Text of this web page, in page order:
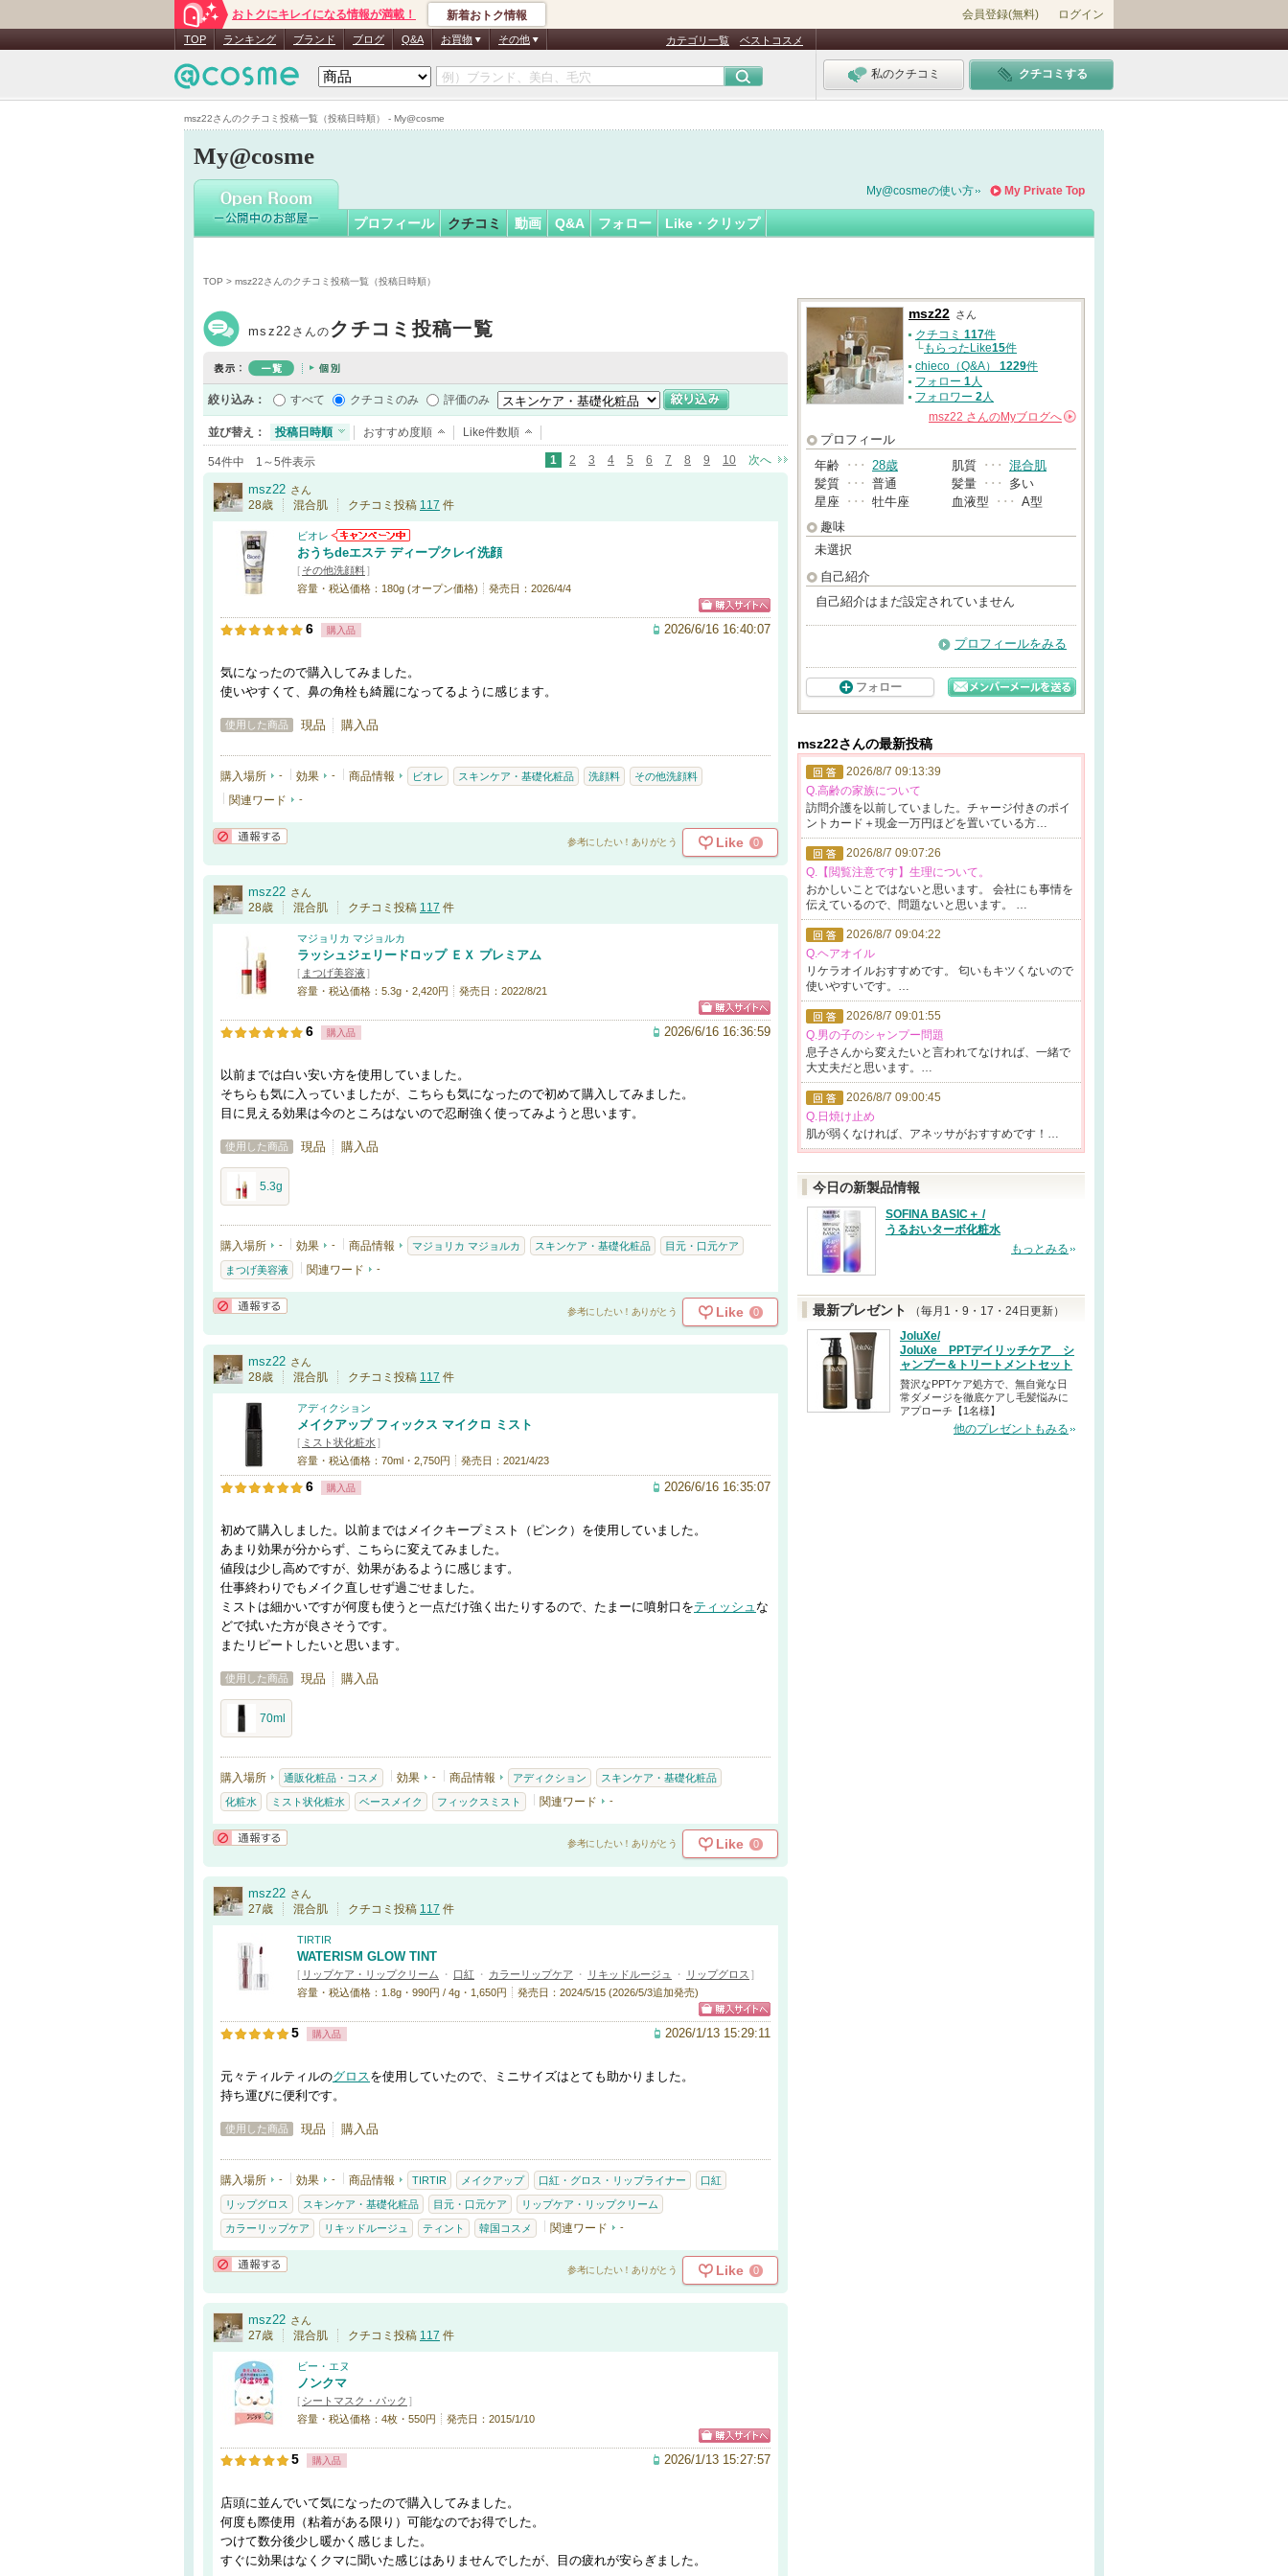
msz22さんのクチコミ投稿一覧（投稿日時順） - My@cosme
おトクにキレイになる情報が満載！ 新着おトク情報 会員登録(無料) ログイン
TOP ランキング ブランド ブログ Q&A お買物 その他 カテゴリ一覧 ベストコスメ
私のクチコミ クチコミする
My@cosme
msz22さん
My Private Top
My@cosmeの使い方
プロフィール クチコミ 動画 Q&A フォロー Like・クリップ
TOP > msz22さんのクチコミ投稿一覧（投稿日時順）
msz22 さんのクチコミ投稿一覧
絞り込み： すべて クチコミのみ 評価のみ
並び替え： 投稿日時順 おすすめ度順 Like件数順
54件中 1～5件表示 1 2 3 4 5 6 7 8 9 10 次へ
msz22 さん
28歳 混合肌 クチコミ投稿 117 件
ビオレ
おうちdeエステ ディープクレイ洗顔
[ その他洗顔料]
容量・税込価格：180g (オープン価格)
発売日：2026/4/4
6 購入品 2026/6/16 16:40:07
気になったので購入してみました。
使いやすくて、鼻の角栓も綺麗になってるように感じます。
使用した商品 現品 購入品
購入場所 - 効果 - 商品情報 ビオレ スキンケア・基礎化粧品 洗顔料 その他洗顔料
関連ワード -
参考にしたい！ありがとう Like 0
msz22 さん
28歳 混合肌 クチコミ投稿 117 件
マジョリカ マジョルカ
ラッシュジェリードロップ ＥＸ プレミアム
[ まつげ美容液]
容量・税込価格：5.3g・2,420円
発売日：2022/8/21
6 購入品 2026/6/16 16:36:59
以前までは白い安い方を使用していました。
そちらも気に入っていましたが、こちらも気になったので初めて購入してみました。
目に見える効果は今のところはないので忍耐強く使ってみようと思います。
使用した商品 現品 購入品
5.3g
購入場所 - 効果 - 商品情報 マジョリカ マジョルカ スキンケア・基礎化粧品 目元・口元ケア
まつげ美容液 関連ワード -
参考にしたい！ありがとう Like 0
msz22 さん
28歳 混合肌 クチコミ投稿 117 件
アディクション
メイクアップ フィックス マイクロ ミスト
[ ミスト状化粧水 ]
容量・税込価格：70ml・2,750円
発売日：2021/4/23
6 購入品 2026/6/16 16:35:07
初めて購入しました。以前まではメイクキープミスト（ピンク）を使用していました。
あまり効果が分からず、こちらに変えてみました。
値段は少し高めですが、効果があるように感じます。
仕事終わりでもメイク直しせず過ごせました。
ミストは細かいですが何度も使うと一点だけ強く出たりするので、たまーに噴射口をティッシュな
どで拭いた方が良さそうです。
またリピートしたいと思います。
使用した商品 現品 購入品
70ml
購入場所 通販化粧品・コスメ 効果 - 商品情報 アディクション スキンケア・基礎化粧品
化粧水 ミスト状化粧水 ベースメイク フィックスミスト 関連ワード -
参考にしたい！ありがとう Like 0
msz22 さん
27歳 混合肌 クチコミ投稿 117 件
TIRTIR
WATERISM GLOW TINT
[ リップケア・リップクリーム ・ 口紅 ・ カラーリップケア ・ リキッドルージュ ・ リップグロス ]
容量・税込価格：1.8g・990円 / 4g・1,650円
発売日：2024/5/15 (2026/5/3追加発売)
5 購入品 2026/1/13 15:29:11
元々ティルティルのグロスを使用していたので、ミニサイズはとても助かりました。
持ち運びに便利です。
使用した商品 現品 購入品
購入場所 - 効果 - 商品情報 TIRTIR メイクアップ 口紅・グロス・リップライナー 口紅
リップグロス スキンケア・基礎化粧品 目元・口元ケア リップケア・リップクリーム
カラーリップケア リキッドルージュ ティント 韓国コスメ 関連ワード -
参考にしたい！ありがとう Like 0
msz22 さん
27歳 混合肌 クチコミ投稿 117 件
ビー・エヌ
ノンクマ
[ シートマスク・パック ]
容量・税込価格：4枚・550円
発売日：2015/1/10
5 購入品 2026/1/13 15:27:57
店頭に並んでいて気になったので購入してみました。
何度も際使用（粘着がある限り）可能なのでお得でした。
つけて数分後少し暖かく感じました。
すぐに効果はなくクマに聞いた感じはありませんでしたが、目の疲れが安らぎました。
msz22 さん
クチコミ 117件
└もらったLike15件
chieco（Q&A） 1229件
フォロー 1人
フォロワー 2人
msz22 さんのMyブログへ
プロフィール
年齢 ･･･ 28歳 肌質 ･･･ 混合肌
髪質 ･･･ 普通 髪量 ･･･
多い
星座 ･･･ 牡牛座 血液型 ･･･ A型
趣味
未選択
自己紹介
自己紹介はまだ設定されていません
プロフィールをみる
フォロー
msz22さんの最新投稿
2026/8/7 09:13:39
Q.高齢の家族について
訪問介護を以前していました。 チャージ付きのポイ
ントカ ード＋現金一万円ほどを置いている方…
2026/8/7 09:07:26
Q.【閲覧注意です】生理について。
おかしいことではないと思いま す。 会社に も事情を
伝えているので、問題ないと思います。 …
2026/8/7 09:04:22
Q.ヘアオイル
リケラオイルおすすめです。 匂いもキツく ないので
使いやすいです。…
2026/8/7 09:01:55
Q.男の子のシャンプー問題
息子さんから変えたいと言われてなければ、一緒で
大丈夫だと 思います。…
2026/8/7 09:00:45
Q.日焼け止め
肌が弱くなければ、アネッサがおすすめです！ …
今日の新製品情報
SOFINA BASIC＋ /
うるおいターボ化粧水
もっとみる
最新プレゼント
（毎月1・9・17・24日更新）
JoluXe/
JoluXe PPTデイリッチケア シ
ャンプー＆トリートメントセット
贅沢なPPTケア処方で、無自覚な日
常ダメージを徹底ケアし毛髪悩みに
アプローチ【1名様】
他のプレゼントもみる